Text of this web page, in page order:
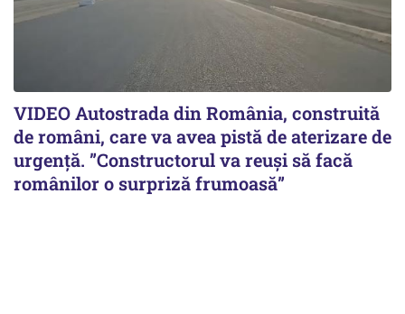
VIDEO Autostrada din România, construită
de români, care va avea pistă de aterizare de
urgență. ”Constructorul va reuși să facă
românilor o surpriză frumoasă”